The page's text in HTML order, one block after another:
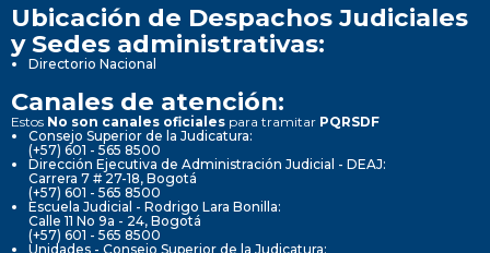
Ubicación de Despachos Judiciales
y Sedes administrativas:
Directorio Nacional
Canales de atención:
Estos No son canales oficiales para tramitar PQRSDF
Consejo Superior de la Judicatura:
(+57) 601 - 565 8500
Dirección Ejecutiva de Administración Judicial - DEAJ:
Carrera 7 # 27-18, Bogotá
(+57) 601 - 565 8500
Escuela Judicial - Rodrigo Lara Bonilla:
Calle 11 No 9a - 24, Bogotá
(+57) 601 - 565 8500
Unidades - Consejo Superior de la Judicatura: